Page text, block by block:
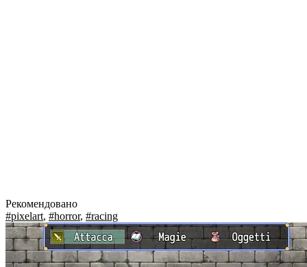
Рекомендовано
#pixelart, #horror, #racing